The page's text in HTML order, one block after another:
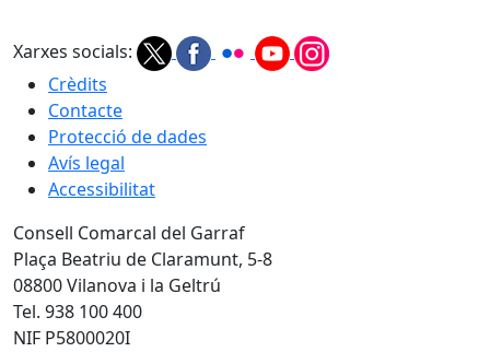
Xarxes socials:
Crèdits
Contacte
Protecció de dades
Avís legal
Accessibilitat
Consell Comarcal del Garraf
Plaça Beatriu de Claramunt, 5-8
08800 Vilanova i la Geltrú
Tel. 938 100 400
NIF P5800020I